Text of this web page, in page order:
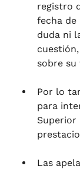
registro
fecha de
duda ni
sobre su
Por lo
para
Superior
Las